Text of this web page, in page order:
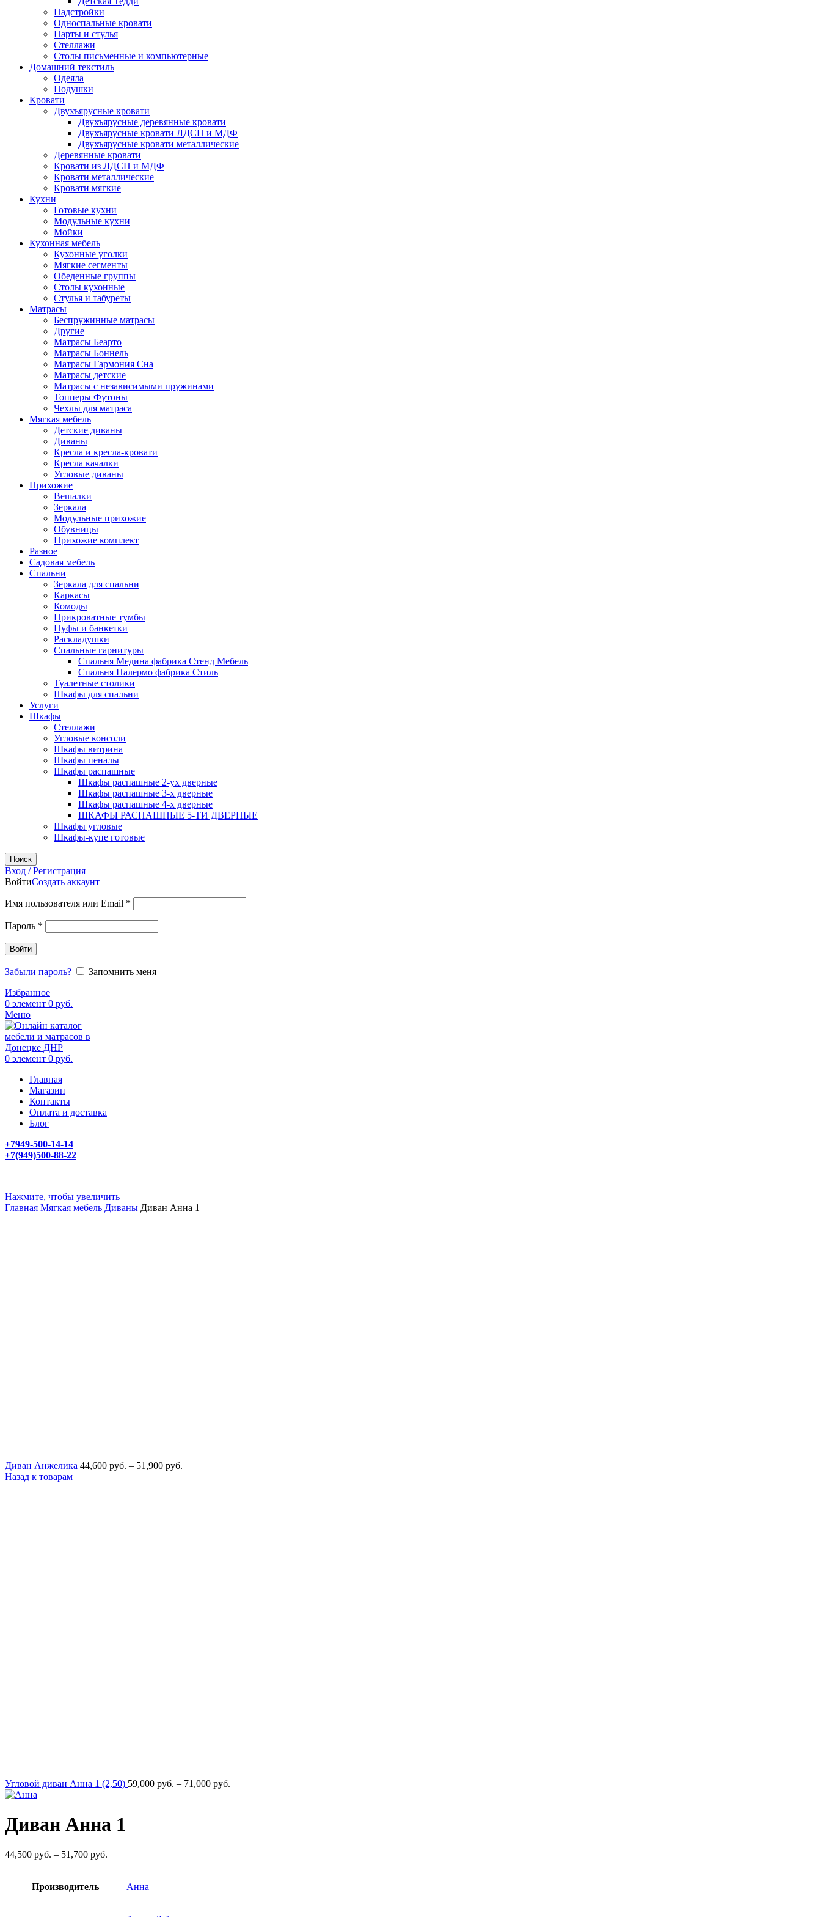
Надстройки
Односпальные кровати
Парты и стулья
Стеллажи
Столы письменные и компьютерные
Домашний текстиль
Одеяла
Подушки
Кровати
Двухъярусные кровати
Двухъярусные деревянные кровати
Двухъярусные кровати ЛДСП и МДФ
Двухъярусные кровати металлические
Деревянные кровати
Кровати из ЛДСП и МДФ
Кровати металлические
Кровати мягкие
Кухни
Готовые кухни
Модульные кухни
Мойки
Кухонная мебель
Кухонные уголки
Мягкие сегменты
Обеденные группы
Столы кухонные
Стулья и табуреты
Матрасы
Беспружинные матрасы
Другие
Матрасы Беарто
Матрасы Боннель
Матрасы Гармония Сна
Матрасы детские
Матрасы с независимыми пружинами
Топперы Футоны
Чехлы для матраса
Мягкая мебель
Детские диваны
Диваны
Кресла и кресла-кровати
Кресла качалки
Угловые диваны
Прихожие
Вешалки
Зеркала
Модульные прихожие
Обувницы
Прихожие комплект
Разное
Садовая мебель
Спальни
Зеркала для спальни
Каркасы
Комоды
Прикроватные тумбы
Пуфы и банкетки
Раскладушки
Спальные гарнитуры
Спальня Медина фабрика Стенд Мебель
Спальня Палермо фабрика Стиль
Туалетные столики
Шкафы для спальни
Услуги
Шкафы
Стеллажи
Угловые консоли
Шкафы витрина
Шкафы пеналы
Шкафы распашные
Шкафы распашные 2-ух дверные
Шкафы распашные 3-х дверные
Шкафы распашные 4-х дверные
ШКАФЫ РАСПАШНЫЕ 5-ТИ ДВЕРНЫЕ
Шкафы угловые
Шкафы-купе готовые
Поиск
Вход / Регистрация
ВойтиСоздать аккаунт
Имя пользователя или Email *
Пароль *
Войти
Забыли пароль?
Запомнить меня
Избранное
0 элемент 0 руб.
Меню
0 элемент 0 руб.
Главная
Магазин
Контакты
Оплата и доставка
Блог
+7949-500-14-14
+7(949)500-88-22
Нажмите, чтобы увеличить
Главная Мягкая мебель Диваны Диван Анна 1
Диван Анжелика 44,600 руб. – 51,900 руб.
Назад к товарам
Угловой диван Анна 1 (2,50) 59,000 руб. – 71,000 руб.
Диван Анна 1
44,500 руб. – 51,700 руб.
Производитель Анна